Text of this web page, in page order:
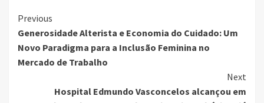
Continue
Reading
Previous
Generosidade Alterista e Economia do Cuidado: Um
Novo Paradigma para a Inclusão Feminina no
Mercado de Trabalho
Next
Hospital Edmundo Vasconcelos alcançou em